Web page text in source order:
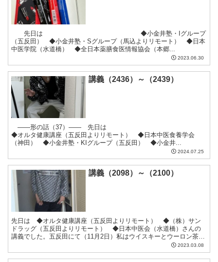
先日は ◆小金井塾・Iグループ
（五反田） ◆小金井塾・Sグループ（馬込よりリモート） ◆日本
中医学院（水道橋） ◆全日本薬膳食医情報協会（本郷...
2023.06.30
講義（2436）～（2439）
――形の話（37）―― 先日は
◆オルタ健康講座（五反田よりリモート） ◆日本中医食養学会
（神田） ◆小金井塾・KIグループ（五反田） ◆小金井...
2024.07.25
講義（2098）～（2100）
先日は ◆オルタ健康講座（五反田よりリモート） ◆（株）サン
ドラッグ（五反田よりリモート） ◆日本中医会（水道橋）さんの
講義でした。五反田にて（11月2日）私はウイスキーとウーロン茶の
味には相当うるさい五反田にて先日ネットで100ｇ¥1,4...
2023.03.08